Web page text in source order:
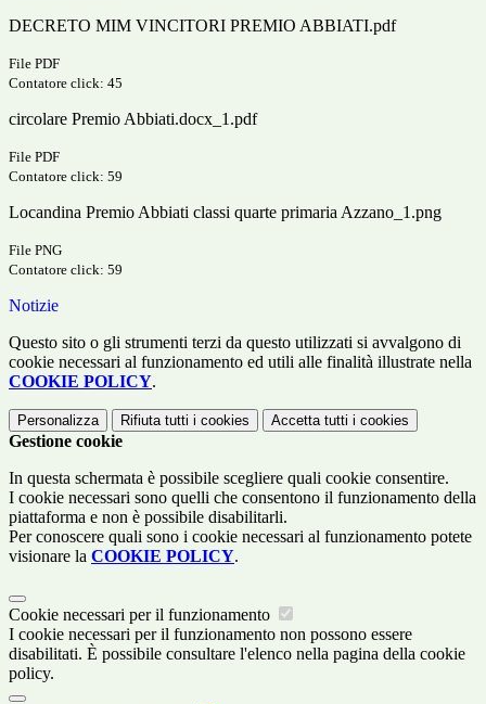
DECRETO MIM VINCITORI PREMIO ABBIATI.pdf
File PDF
Contatore click: 45
circolare Premio Abbiati.docx_1.pdf
File PDF
Contatore click: 59
Locandina Premio Abbiati classi quarte primaria Azzano_1.png
File PNG
Contatore click: 59
Notizie
Questo sito o gli strumenti terzi da questo utilizzati si avvalgono di
cookie necessari al funzionamento ed utili alle finalità illustrate nella
COOKIE POLICY.
Personalizza Rifiuta tutti i cookies Accetta tutti i cookies
Gestione cookie
In questa schermata è possibile scegliere quali cookie consentire.
I cookie necessari sono quelli che consentono il funzionamento della
piattaforma e non è possibile disabilitarli.
Per conoscere quali sono i cookie necessari al funzionamento potete
visionare la COOKIE POLICY.
Cookie necessari per il funzionamento
I cookie necessari per il funzionamento non possono essere
disabilitati. È possibile consultare l'elenco nella pagina della cookie
policy.